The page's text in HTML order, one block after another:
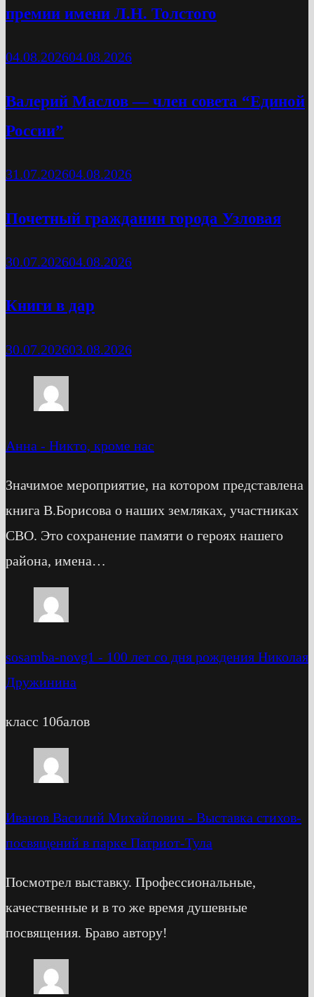
премии имени Л.Н. Толстого
04.08.202604.08.2026
Валерий Маслов — член совета “Единой
России”
31.07.202604.08.2026
Почетный гражданин города Узловая
30.07.202604.08.2026
Книги в дар
30.07.202603.08.2026
Анна - Никто, кроме нас
Значимое мероприятие, на котором представлена
книга В.Борисова о наших земляках, участниках
СВО. Это сохранение памяти о героях нашего
района, имена…
sosamba-novg1 - 100 лет со дня рождения Николая
Дружинина
класс 10балов
Иванов Василий Михайлович - Выставка стихов-
посвящений в парке Патриот-Тула
Посмотрел выставку. Профессиональные,
качественные и в то же время душевные
посвящения. Браво автору!